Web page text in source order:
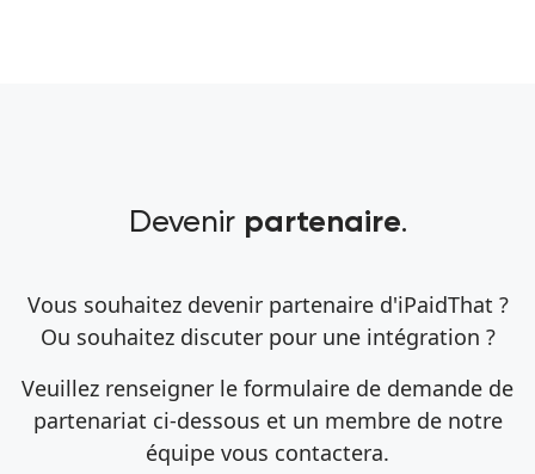
Devenir partenaire.
Vous souhaitez devenir partenaire d'iPaidThat ?
Ou souhaitez discuter pour une intégration ?
Veuillez renseigner le formulaire de demande de
partenariat ci-dessous et un membre de notre
équipe vous contactera.